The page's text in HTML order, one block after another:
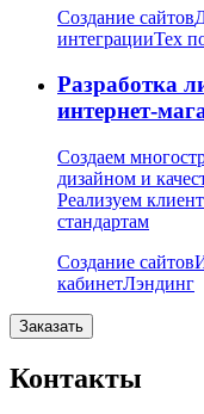
Создание сайтов
интеграцииТех
Разработка
интернет-
Создаем
дизайном и
Реализуем
стандартам
Создание сайтов
кабинетЛэндинг
Заказать
Контакты